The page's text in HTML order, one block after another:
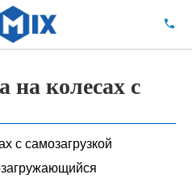
на колесах с
с самозагрузкой